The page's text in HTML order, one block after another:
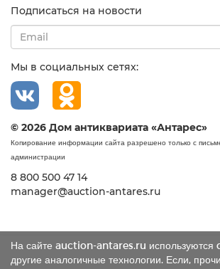
На сайте auction-antares.ru
другие аналогичные технологии. Если,
Подписаться на новости
Мы в социальных сетях:
© 2026 Дом антиквариата «Антарес»
Копирование информации сайта разрешено только с
администрации
8 800 500 47 14
manager@auction-antares.ru